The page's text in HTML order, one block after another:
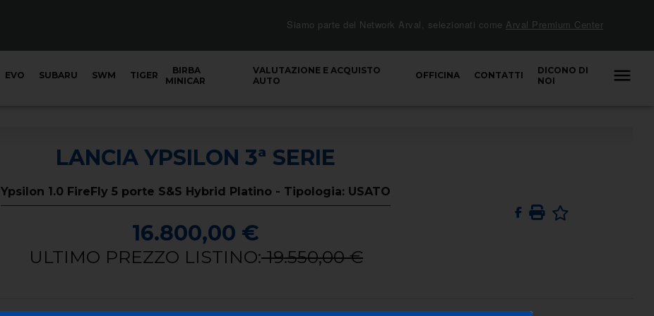
Siamo parte del Network Arval, selezionati come Arval Premium Center
EVO SUBARU SWM TIGER
BIRBA
MINICAR
VALUTAZIONE E ACQUISTO
AUTO
OFFICINA CONTATTI
DICONO DI
NOI
LANCIA YPSILON 3ª SERIE
Ypsilon 1.0 FireFly 5 porte S&S Hybrid Platino - Tipologia: USATO
16.800,00 €
ULTIMO PREZZO LISTINO:19.550,00 €